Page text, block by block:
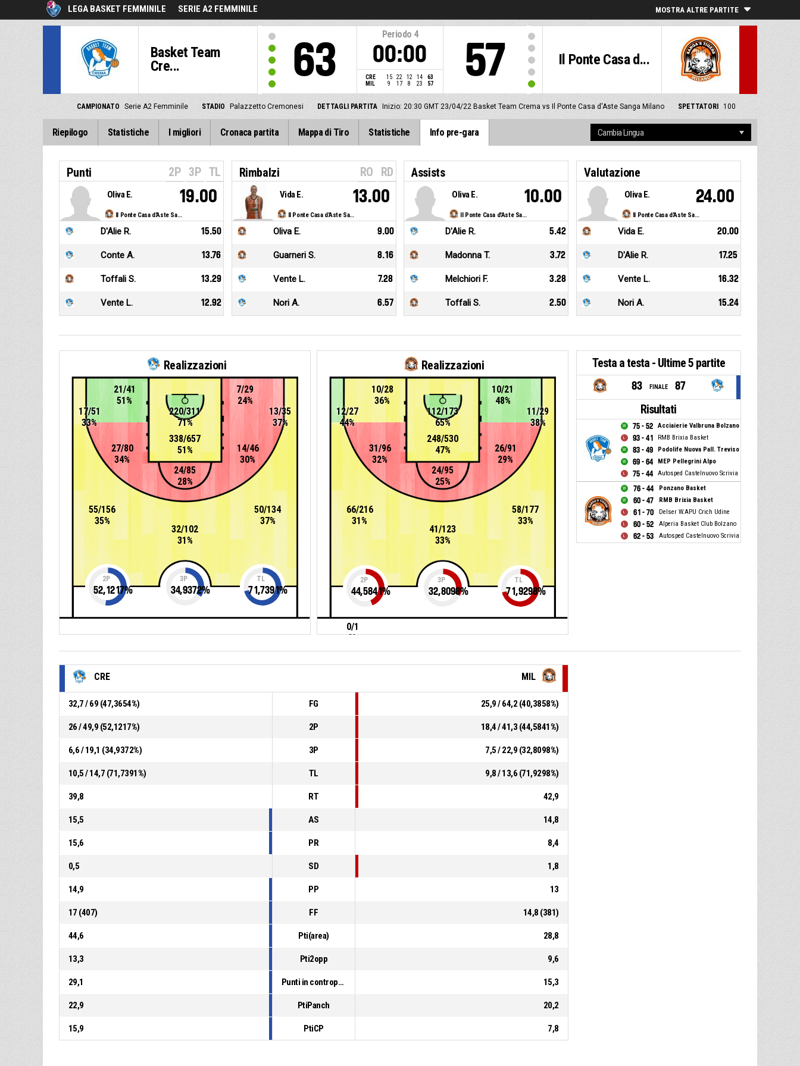
LEGA BASKET FEMMINILE SERIE A2 FEMMINILE MOSTRA ALTRE PARTITE
Basket Team
Cre...
63
Periodo 4
00:00
CRE 15 22 12 14
63
MIL
9 17 8 23 57
Il Ponte Casa d...
57
CAMPIONATO Serie A2 Femminile STADIO Palazzetto Cremonesi DETTAGLI PARTITA Inizio: 20:30 GMT 23/04/22 Basket Team Crema vs Il Ponte Casa d'Aste Sanga Milano SPETTATORI 100
Riepilogo Statistiche I migliori Cronaca partita Mappa di Tiro Statistiche Info pre-gara
Punti 2P 3P TL
Il Ponte Casa d'Aste Sanga Milano
Oliva E. 19.00
D'Alie R. 15.50
Conte A. 13.76
Toffali S. 13.29
Vente L. 12.92
Rimbalzi RO RD
Il Ponte Casa d'Aste Sanga Milano
Vida E. 13.00
Oliva E. 9.00
Guarneri S. 8.16
Vente L. 7.28
Nori A. 6.57
Assists
Il Ponte Casa d'Aste Sanga Milano
Oliva E. 10.00
D'Alie R. 5.42
Madonna T. 3.72
Melchiori F. 3.28
Toffali S. 2.50
Valutazione
Il Ponte Casa d'Aste Sanga Milano
Oliva E. 24.00
Vida E. 20.00
D'Alie R. 17.25
Vente L. 16.32
Nori A. 15.24
Realizzazioni
24/85
28%
27/80
34%
21/41
51%
14/46
30%
7/29
24%
338/657
51%
220/311
71%
32/102
31%
55/156
35%
17/51
33%
50/134
37%
13/35
37%
2P
52,1217%
3P
34,9372%
TL
71,7391%
Realizzazioni
24/95
25%
31/96
32%
10/28
36%
26/91
29%
10/21
48%
248/530
47%
112/173
65%
0/1
0%
41/123
33%
66/216
31%
12/27
44%
58/177
33%
11/29
38%
2P
44,5841%
3P
32,8098%
TL
71,9298%
Testa a testa - Ultime 5 partite
83 FINALE 87
Risultati
75 - 52 Acciaierie Valbruna Bolzano
93 - 41 RMB Brixia Basket
83 - 49 Podolife Nuova Pall. Treviso
69 - 64 MEP Pellegrini Alpo
75 - 44 Autosped Castelnuovo Scrivia
76 - 44 Ponzano Basket
60 - 47 RMB Brixia Basket
61 - 70 Delser W.APU Crich Udine
60 - 52 Alperia Basket Club Bolzano
62 - 53 Autosped Castelnuovo Scrivia
CRE MIL
32,7 / 69 (47,3654%) FG 25,9 / 64,2 (40,3858%)
26 / 49,9 (52,1217%) 2P 18,4 / 41,3 (44,5841%)
6,6 / 19,1 (34,9372%) 3P 7,5 / 22,9 (32,8098%)
10,5 / 14,7 (71,7391%) TL 9,8 / 13,6 (71,9298%)
39,8 RT 42,9
15,5 AS 14,8
15,6 PR 8,4
0,5 SD 1,8
14,9 PP 13
17 (407) FF 14,8 (381)
44,6 Pti(area) 28,8
13,3 Pti2opp 9,6
29,1 Punti in contropiede 15,3
22,9 PtiPanch 20,2
15,9 PtiCP 7,8